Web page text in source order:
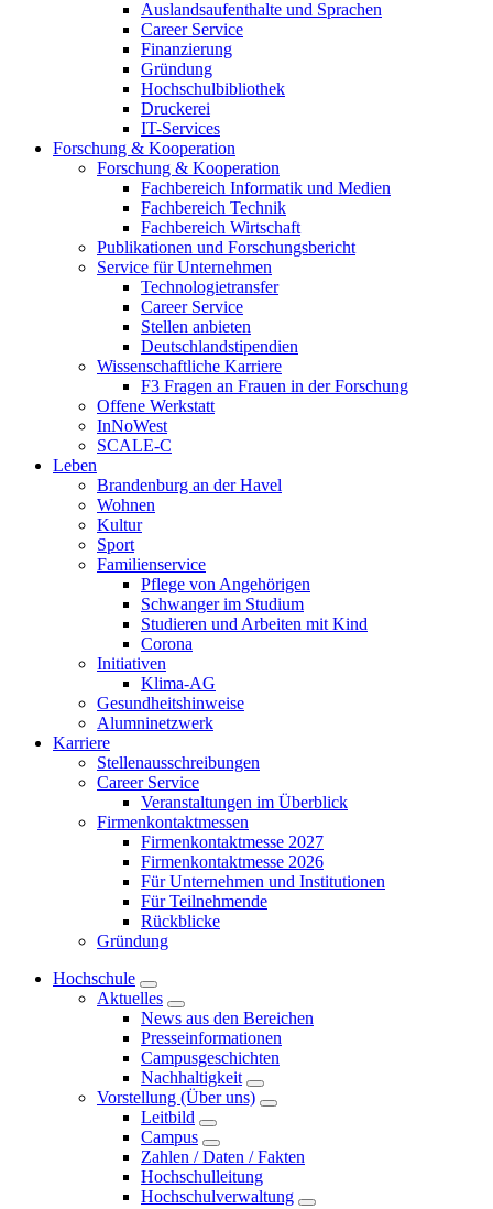
Auslandsaufenthalte und Sprachen
Career Service
Finanzierung
Gründung
Hochschulbibliothek
Druckerei
IT-Services
Forschung & Kooperation
Forschung & Kooperation
Fachbereich Informatik und Medien
Fachbereich Technik
Fachbereich Wirtschaft
Publikationen und Forschungsbericht
Service für Unternehmen
Technologietransfer
Career Service
Stellen anbieten
Deutschlandstipendien
Wissenschaftliche Karriere
F3 Fragen an Frauen in der Forschung
Offene Werkstatt
InNoWest
SCALE-C
Leben
Brandenburg an der Havel
Wohnen
Kultur
Sport
Familienservice
Pflege von Angehörigen
Schwanger im Studium
Studieren und Arbeiten mit Kind
Corona
Initiativen
Klima-AG
Gesundheitshinweise
Alumninetzwerk
Karriere
Stellenausschreibungen
Career Service
Veranstaltungen im Überblick
Firmenkontaktmessen
Firmenkontaktmesse 2027
Firmenkontaktmesse 2026
Für Unternehmen und Institutionen
Für Teilnehmende
Rückblicke
Gründung
Hochschule
Aktuelles
News aus den Bereichen
Presseinformationen
Campusgeschichten
Nachhaltigkeit
Vorstellung (Über uns)
Leitbild
Campus
Zahlen / Daten / Fakten
Hochschulleitung
Hochschulverwaltung